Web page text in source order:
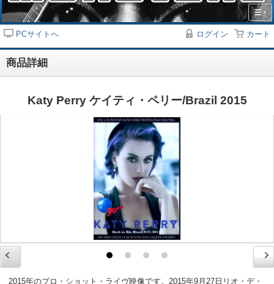
PCサイトへ ログイン カート
商品詳細
Katy Perry ケイティ・ペリー/Brazil 2015
2015年のプロ・ショット・ライヴ映像です。2015年9月27日リオ・デ・